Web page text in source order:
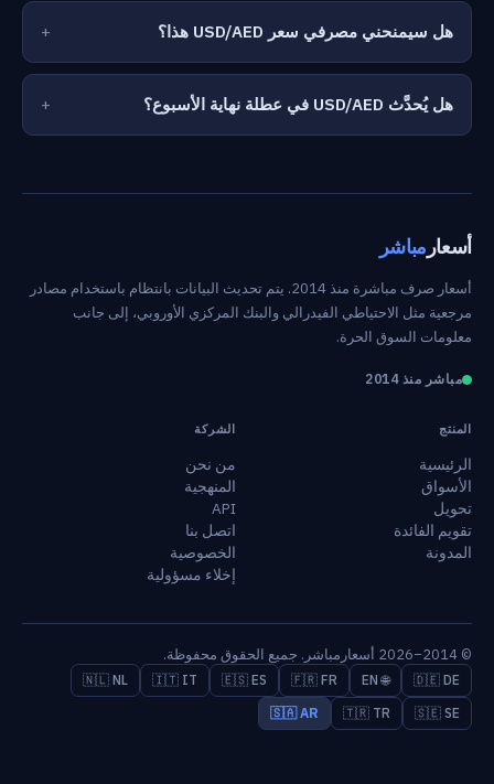
هل سيمنحني مصرفي سعر USD/AED هذا؟
هل يُحدَّث USD/AED في عطلة نهاية الأسبوع؟
أسعار مباشر
أسعار صرف مباشرة منذ 2014. يتم تحديث البيانات بانتظام باستخدام مصادر
مرجعية مثل الاحتياطي الفيدرالي والبنك المركزي الأوروبي، إلى جانب
معلومات السوق الحرة.
مباشر منذ 2014
المنتج
الرئيسية
الأسواق
تحويل
تقويم الفائدة
المدونة
الشركة
من نحن
المنهجية
API
اتصل بنا
الخصوصية
إخلاء مسؤولية
© 2014–2026 أسعارمباشر. جميع الحقوق محفوظة.
🇩🇪 DE
🌐 EN
🇫🇷 FR
🇪🇸 ES
🇮🇹 IT
🇳🇱 NL
🇸🇪 SE
🇹🇷 TR
🇸🇦 AR